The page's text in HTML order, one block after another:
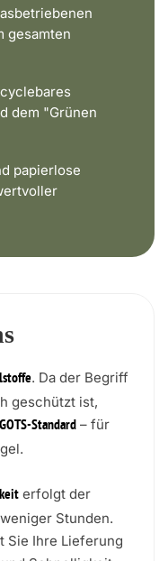
gesamten
dem "Grünen
papierlose
. Da der Begriff
geschützt ist,
GOTS-Standard – für
erfolgt der
Stunden.
Sie Ihre Lieferung